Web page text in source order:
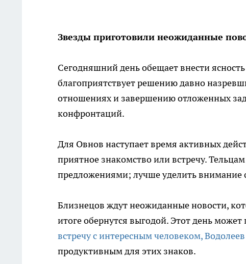
Звезды приготовили неожиданные
Сегодняшний день обещает внести
благоприятствует решению давно
отношениях и завершению отложенных
конфронтаций.
Для Овнов наступает время активных
приятное знакомство или встречу.
предложениями; лучше уделить внимание
Близнецов ждут неожиданные новости,
итоге обернутся выгодой. Этот день
встречу с интересным человеком,
продуктивным для этих знаков.